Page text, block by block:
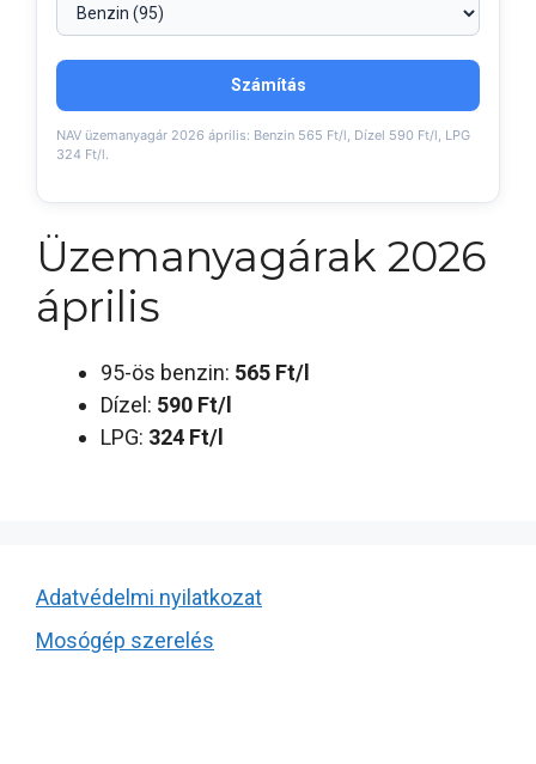
Számítás
NAV üzemanyagár 2026 április: Benzin 565 Ft/l, Dízel 590 Ft/l, LPG
324 Ft/l.
Üzemanyagárak 2026
április
95-ös benzin: 565 Ft/l
Dízel: 590 Ft/l
LPG: 324 Ft/l
Adatvédelmi nyilatkozat
Mosógép szerelés